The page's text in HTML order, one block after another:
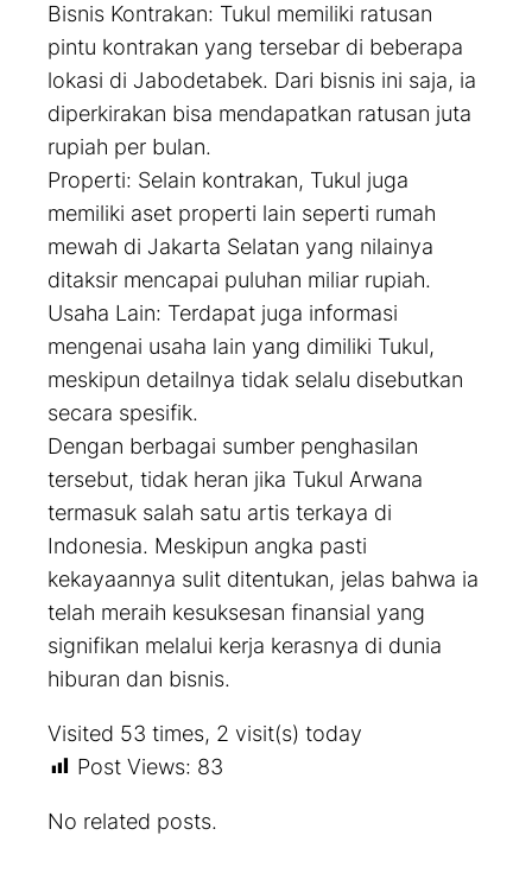
Bisnis Kontrakan: Tukul memiliki ratusan
pintu kontrakan yang tersebar di beberapa
lokasi di Jabodetabek. Dari bisnis ini saja, ia
diperkirakan bisa mendapatkan ratusan juta
rupiah per bulan.
Properti: Selain kontrakan, Tukul juga
memiliki aset properti lain seperti rumah
mewah di Jakarta Selatan yang nilainya
ditaksir mencapai puluhan miliar rupiah.
Usaha Lain: Terdapat juga informasi
mengenai usaha lain yang dimiliki Tukul,
meskipun detailnya tidak selalu disebutkan
secara spesifik.
Dengan berbagai sumber penghasilan
tersebut, tidak heran jika Tukul Arwana
termasuk salah satu artis terkaya di
Indonesia. Meskipun angka pasti
kekayaannya sulit ditentukan, jelas bahwa ia
telah meraih kesuksesan finansial yang
signifikan melalui kerja kerasnya di dunia
hiburan dan bisnis.
Visited 53 times, 2 visit(s) today
Post Views: 83
No related posts.